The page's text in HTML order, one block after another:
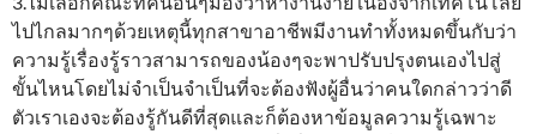
ไปไกลมากๆด้วยเหตุนี้ทุกสาขาอาชีพมีงานทำทั้งหมดขึ้นกับว่า
ความรู้เรื่องรู้ราวสามารถของน้องๆจะพาปรับปรุงตนเองไปสู่
ขั้นไหนโดยไม่จำเป็นจำเป็นที่จะต้องฟังผู้อื่นว่าคนใดกล่าวว่าดี
ตัวเราเองจะต้องรู้กันดีที่สุดและก็ต้องหาข้อมูลความรู้เฉพาะ